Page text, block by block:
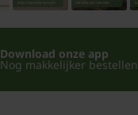
Download onze app
Nog makkelijker